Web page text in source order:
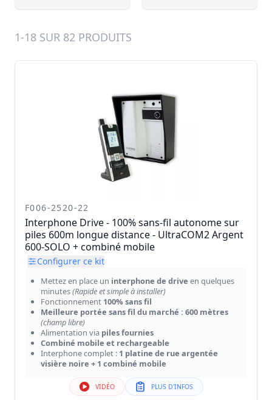
1-18 SUR 82 PRODUITS
F006-2520-22
Interphone Drive - 100% sans-fil autonome sur
piles 600m longue distance - UltraCOM2 Argent
600-SOLO + combiné mobile
Configurer ce kit
Mettez en place un interphone de drive en quelques
minutes(Rapide et simple à installer)
Fonctionnement 100% sans fil
Meilleure portée sans fil du marché : 600 mètres
(champ libre)
Alimentation via piles fournies
Combiné mobile et rechargeable
Interphone complet : 1 platine de rue argentée
visière noire + 1 combiné mobile
VIDÉO PLUS D'INFOS